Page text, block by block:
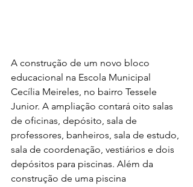
A construção de um novo bloco
educacional na Escola Municipal
Cecília Meireles, no bairro Tessele
Junior. A ampliação contará oito salas
de oficinas, depósito, sala de
professores, banheiros, sala de estudo,
sala de coordenação, vestiários e dois
depósitos para piscinas. Além da
construção de uma piscina